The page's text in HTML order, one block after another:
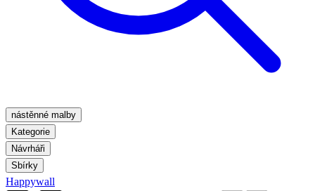
nástěnné malby
Kategorie
Návrháři
Sbírky
Happywall